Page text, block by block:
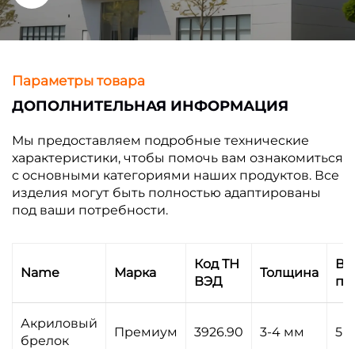
Параметры товара
ДОПОЛНИТЕЛЬНАЯ ИНФОРМАЦИЯ
Мы предоставляем подробные технические
характеристики, чтобы помочь вам ознакомиться
с основными категориями наших продуктов. Все
изделия могут быть полностью адаптированы
под ваши потребности.
Name Марка
Код ТН
ВЭД
Толщина
Акриловый
брелок
Премиум 3926.90 3-4 мм 5-